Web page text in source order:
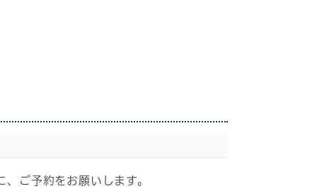
ご予約をお願いします。